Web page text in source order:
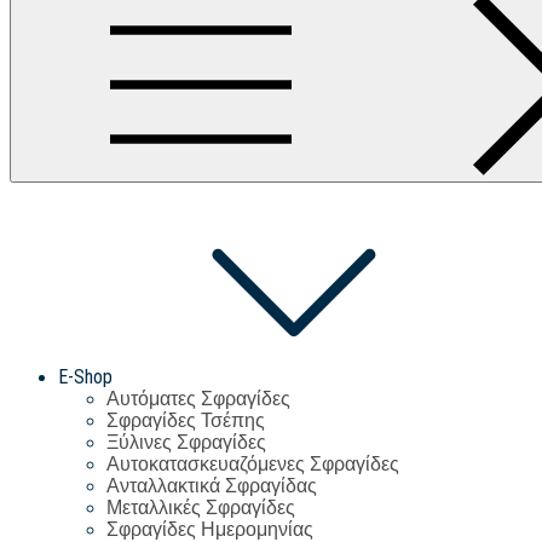
E-Shop
Αυτόματες Σφραγίδες
Σφραγίδες Τσέπης
Ξύλινες Σφραγίδες
Αυτοκατασκευαζόμενες Σφραγίδες
Ανταλλακτικά Σφραγίδας
Μεταλλικές Σφραγίδες
Σφραγίδες Ημερομηνίας